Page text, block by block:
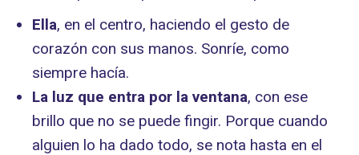
Ella, en el centro, haciendo el gesto de
corazón con sus manos. Sonríe, como
siempre hacía.
La luz que entra por la ventana, con ese
brillo que no se puede fingir. Porque cuando
alguien lo ha dado todo, se nota hasta en el